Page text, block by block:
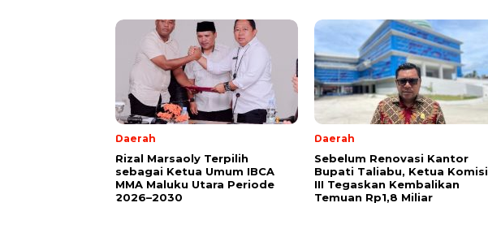
Daerah
Rizal Marsaoly Terpilih
sebagai Ketua Umum IBCA
MMA Maluku Utara Periode
2026–2030
Daerah
Sebelum Renovasi Kantor
Bupati Taliabu, Ketua Komisi
III Tegaskan Kembalikan
Temuan Rp1,8 Miliar